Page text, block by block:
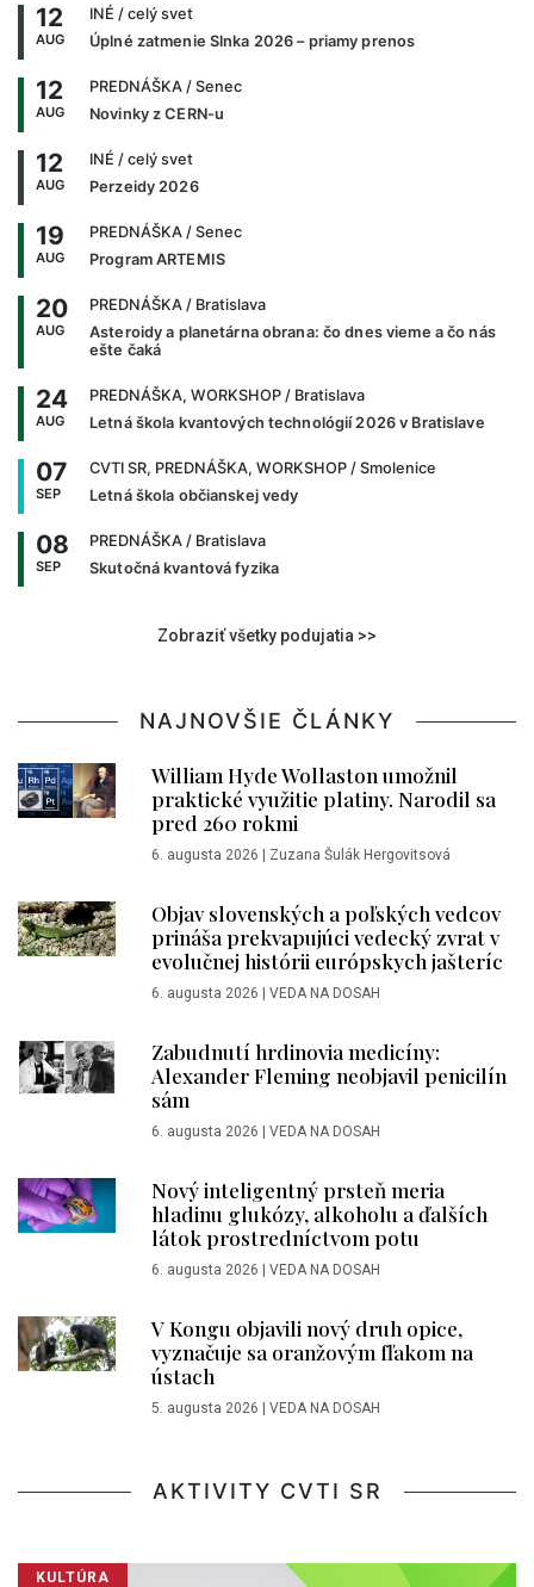
12
AUG
INÉ / celý svet
Úplné zatmenie Slnka 2026 – priamy prenos
12
AUG
PREDNÁŠKA / Senec
Novinky z CERN-u
12
AUG
INÉ / celý svet
Perzeidy 2026
19
AUG
PREDNÁŠKA / Senec
Program ARTEMIS
20
AUG
PREDNÁŠKA / Bratislava
Asteroidy a planetárna obrana: čo dnes vieme a čo nás
ešte čaká
24
AUG
PREDNÁŠKA, WORKSHOP / Bratislava
Letná škola kvantových technológií 2026 v Bratislave
07
SEP
CVTI SR, PREDNÁŠKA, WORKSHOP / Smolenice
Letná škola občianskej vedy
08
SEP
PREDNÁŠKA / Bratislava
Skutočná kvantová fyzika
Zobraziť všetky podujatia >>
NAJNOVŠIE ČLÁNKY
William Hyde Wollaston umožnil
praktické využitie platiny. Narodil sa
pred 260 rokmi
6. augusta 2026 | Zuzana Šulák Hergovitsová
Objav slovenských a poľských vedcov
prináša prekvapujúci vedecký zvrat v
evolučnej histórii európskych jašteríc
6. augusta 2026 | VEDA NA DOSAH
Zabudnutí hrdinovia medicíny:
Alexander Fleming neobjavil penicilín
sám
6. augusta 2026 | VEDA NA DOSAH
Nový inteligentný prsteň meria
hladinu glukózy, alkoholu a ďalších
látok prostredníctvom potu
6. augusta 2026 | VEDA NA DOSAH
V Kongu objavili nový druh opice,
vyznačuje sa oranžovým fľakom na
ústach
5. augusta 2026 | VEDA NA DOSAH
AKTIVITY CVTI SR
KULTÚRA